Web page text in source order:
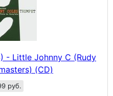
- Little Johnny C (Rudy
(CD)
руб.